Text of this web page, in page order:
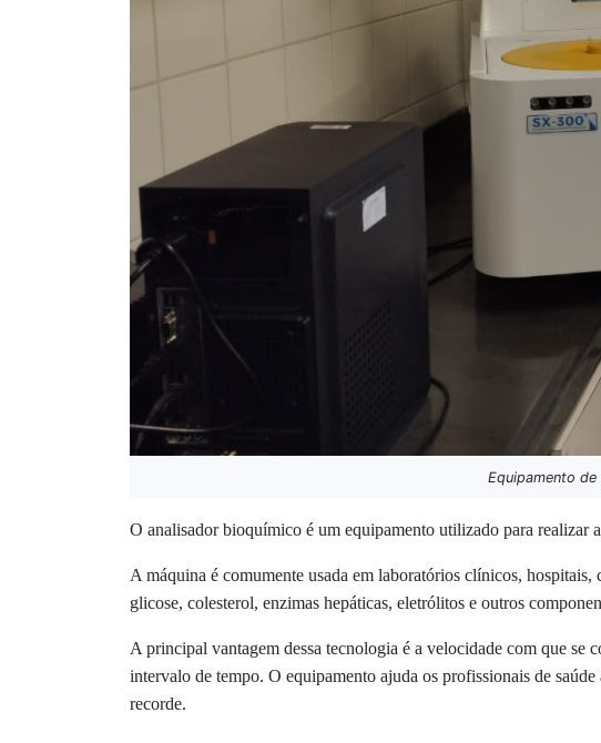
Equipamento
O analisador bioquímico é um equipamento utilizado para realizar
A máquina é comumente usada em laboratórios clínicos,
glicose, colesterol, enzimas hepáticas, eletrólitos e outros
A principal vantagem dessa tecnologia é a velocidade com que se
intervalo de tempo. O equipamento ajuda os profissionais de
recorde.